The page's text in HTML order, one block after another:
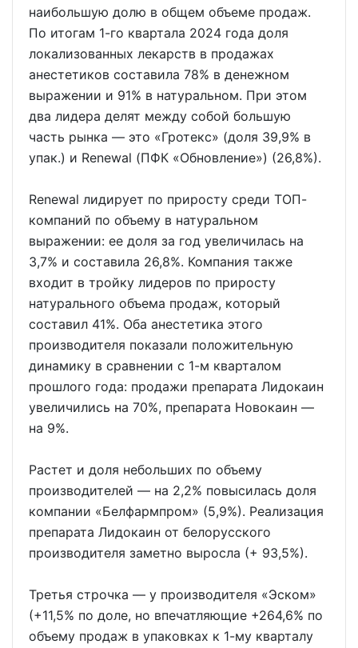
наибольшую долю в общем объеме продаж.
По итогам 1-го квартала 2024 года доля
локализованных лекарств в продажах
анестетиков составила 78% в денежном
выражении и 91% в натуральном. При этом
два лидера делят между собой большую
часть рынка — это «Гротекс» (доля 39,9% в
упак.) и Renewal (ПФК «Обновление») (26,8%).
Renewal лидирует по приросту среди ТОП-
компаний по объему в натуральном
выражении: ее доля за год увеличилась на
3,7% и составила 26,8%. Компания также
входит в тройку лидеров по приросту
натурального объема продаж, который
составил 41%. Оба анестетика этого
производителя показали положительную
динамику в сравнении с 1-м кварталом
прошлого года: продажи препарата Лидокаин
увеличились на 70%, препарата Новокаин —
на 9%.
Растет и доля небольших по объему
производителей — на 2,2% повысилась доля
компании «Белфармпром» (5,9%). Реализация
препарата Лидокаин от белорусского
производителя заметно выросла (+ 93,5%).
Третья строчка — у производителя «Эском»
(+11,5% по доле, но впечатляющие +264,6% по
объему продаж в упаковках к 1-му кварталу